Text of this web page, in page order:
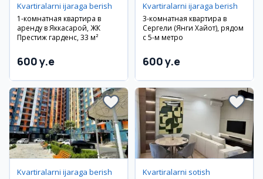
Kvartiralarni ijaraga berish
1-комнатная квартира в
аренду в Яккасарой, ЖК
Престиж гарденс, 33 м²
600 y.e
Kvartiralarni ijaraga berish
3-комнатная квартира в
Сергели (Янги Хайот), рядом
с 5-м метро
600 y.e
Kvartiralarni ijaraga berish Kvartiralarni sotish